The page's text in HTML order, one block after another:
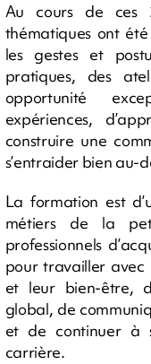
Au cours de ces
thématiques ont
les gestes et
pratiques, des
opportunité
expériences,
construire une
s’entraider bien au-
La formation est
métiers de la
professionnels
pour travailler avec
et leur bien-être,
global, de
et de continuer à
carrière.